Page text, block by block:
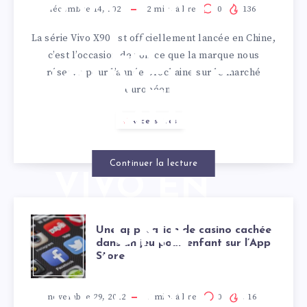
POWER
CONSORTIUM
ZOOM SUR
LA
NOUVELLE
GAMME
PHARE DE
VIVO EN
CHINE
décembre 14, 2022 2 min. à lire 0 136
La série Vivo X90 est officiellement lancée en Chine,
c’est l’occasion de voir ce que la marque nous
réserve pour l’année prochaine sur le marché
européen….
Accessoires
Continuer la lecture
UNE
APPLICATION
Une application de casino cachée
dans un jeu pour enfant sur l’App
Store
novembre 29, 2022 2 min. à lire 0 316